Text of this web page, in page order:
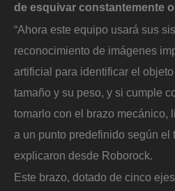
de esquivar constantemente
“Ahora este equipo usará sus
reconocimiento de imágenes
artificial para identificar el
tamaño y su peso, y si cumple
tomarlo con el brazo mecánico,
a un punto predefinido según el
explicaron desde Roborock.
Este brazo, dotado de cinco